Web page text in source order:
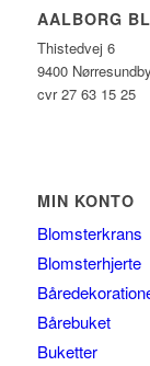
AALBORG
Thistedvej 6
9400 Nørresundby
cvr 27 63 15 25
MIN KONTO
Blomsterkrans
Blomsterhjerte
Bårebuket
Buketter